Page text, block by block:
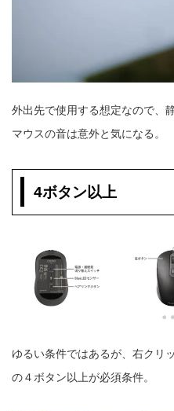
外出先で使用する想定なので、
マウスの音は意外と気になる。
4ボタン以上
ゆるい条件ではあるが、右クリ
の４ボタン以上が必須条件。